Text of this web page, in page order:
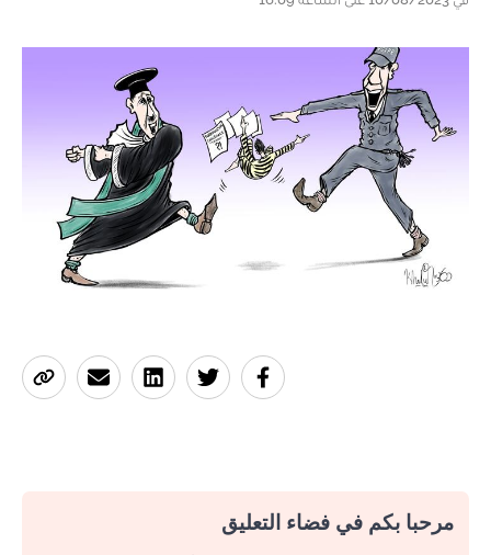
مرحبا بكم في فضاء التعليق